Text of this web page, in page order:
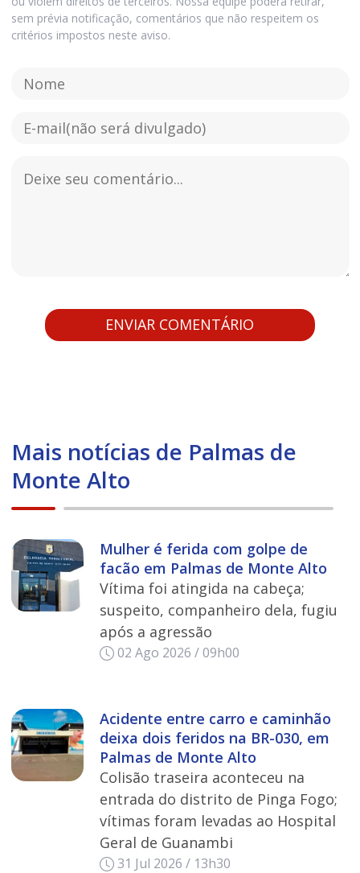
sem prévia notificação, comentários que não respeitem os
critérios impostos neste aviso.
Mais notícias de Palmas de
Monte Alto
Mulher é ferida com golpe de
facão em Palmas de Monte Alto
Vítima foi atingida na cabeça;
suspeito, companheiro dela, fugiu
após a agressão
02 Ago 2026 / 09h00
Acidente entre carro e caminhão
deixa dois feridos na BR-030, em
Palmas de Monte Alto
Colisão traseira aconteceu na
entrada do distrito de Pinga Fogo;
vítimas foram levadas ao Hospital
Geral de Guanambi
31 Jul 2026 / 13h30